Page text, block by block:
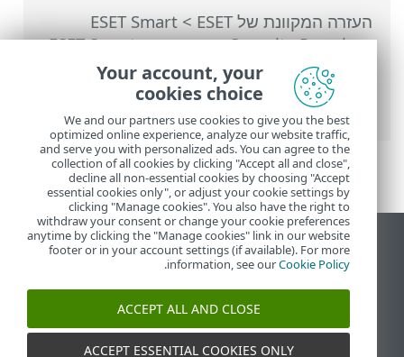
העזרה המקוונת של ESET >
ESET Smart
Security Premium
>
עבודה עם ESET Smart
Security Premium
>כלים>בחירת דוגמה
לניתוח> בחר דגימה לשליחה ולניתוח - אתר
חשוד
הצג את האתר למחשב
End of Life
מאגר הידע של ESET
ESET Status Portal
Your account, your
cookies choice
We and our partners use cookies to give you the best
optimized online experience, analyze our website traffic,
and serve you with personalized ads. You can agree to the
collection of all cookies by clicking "Accept all and close",
decline all non-essential cookies by choosing "Accept
essential cookies only", or adjust your cookie settings by
clicking "Manage cookies". You also have the right to
withdraw your consent or change your cookie preferences
anytime by clicking the "Manage cookies" link in our website
footer or in your account settings (if available). For more
information, see ourCookie Policy
.
ACCEPT ALL AND CLOSE
ACCEPT ESSENTIAL COOKIES ONLY